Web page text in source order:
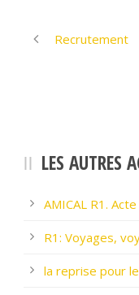
Recrutement
LES AUTRES
AMICAL R1.
R1: Voyages,
la reprise pour